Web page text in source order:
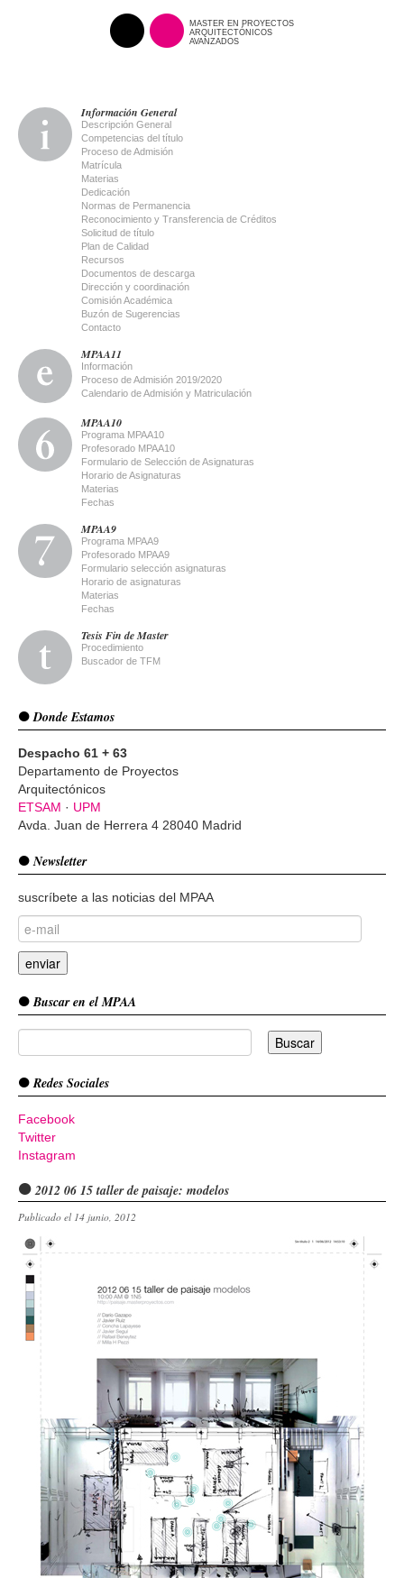
MASTER EN PROYECTOS
ARQUITECTÓNICOS
AVANZADOS
Información General
Descripción General
Competencias del título
Proceso de Admisión
Matrícula
Materias
Dedicación
Normas de Permanencia
Reconocimiento y Transferencia de Créditos
Solicitud de título
Plan de Calidad
Recursos
Documentos de descarga
Dirección y coordinación
Comisión Académica
Buzón de Sugerencias
Contacto
MPAA11
Información
Proceso de Admisión 2019/2020
Calendario de Admisión y Matriculación
MPAA10
Programa MPAA10
Profesorado MPAA10
Formulario de Selección de Asignaturas
Horario de Asignaturas
Materias
Fechas
MPAA9
Programa MPAA9
Profesorado MPAA9
Formulario selección asignaturas
Horario de asignaturas
Materias
Fechas
Tesis Fin de Master
Procedimiento
Buscador de TFM
Donde Estamos
Despacho 61 + 63
Departamento de Proyectos
Arquitectónicos
ETSAM · UPM
Avda. Juan de Herrera 4 28040 Madrid
Newsletter
suscríbete a las noticias del MPAA
Buscar en el MPAA
Redes Sociales
Facebook
Twitter
Instagram
2012 06 15 taller de paisaje: modelos
Publicado el 14 junio, 2012